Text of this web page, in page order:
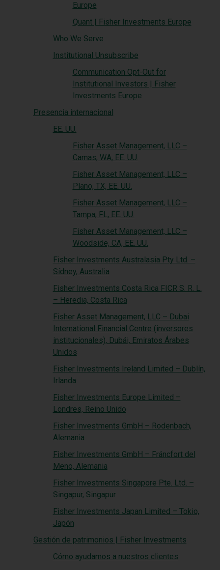
Europe
Quant | Fisher Investments Europe
Who We Serve
Institutional Unsubscribe
Communication Opt-Out for
Institutional Investors | Fisher
Investments Europe
Presencia internacional
EE. UU.
Fisher Asset Management, LLC –
Camas, WA, EE. UU.
Fisher Asset Management, LLC –
Plano, TX, EE. UU.
Fisher Asset Management, LLC –
Tampa, FL, EE. UU.
Fisher Asset Management, LLC –
Woodside, CA, EE. UU.
Fisher Investments Australasia Pty Ltd. –
Sídney, Australia
Fisher Investments Costa Rica FICR S. R. L.
– Heredia, Costa Rica
Fisher Asset Management, LLC – Dubai
International Financial Centre (inversores
institucionales), Dubái, Emiratos Árabes
Unidos
Fisher Investments Ireland Limited – Dublín,
Irlanda
Fisher Investments Europe Limited –
Londres, Reino Unido
Fisher Investments GmbH – Rodenbach,
Alemania
Fisher Investments GmbH – Fráncfort del
Meno, Alemania
Fisher Investments Singapore Pte. Ltd. –
Singapur, Singapur
Fisher Investments Japan Limited – Tokio,
Japón
Gestión de patrimonios | Fisher Investments
Cómo ayudamos a nuestros clientes